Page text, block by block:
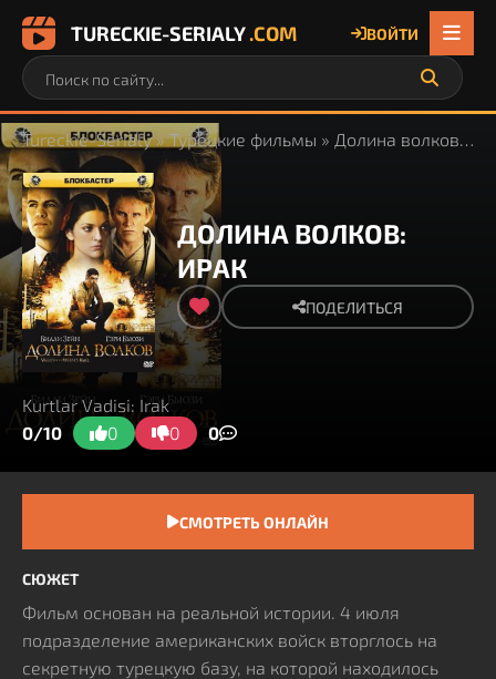
TURECKIE-SERIALY.COM ВОЙТИ
Tureckie-Serialy»Турецкие фильмы » Долина волков: Ирак
ДОЛИНА ВОЛКОВ:
ИРАК
ПОДЕЛИТЬСЯ
Kurtlar Vadisi: Irak
0/10
0 0 0
СМОТРЕТЬ ОНЛАЙН
СЮЖЕТ
Фильм основан на реальной истории. 4 июля
подразделение американских войск вторглось на
секретную турецкую базу, на которой находилось